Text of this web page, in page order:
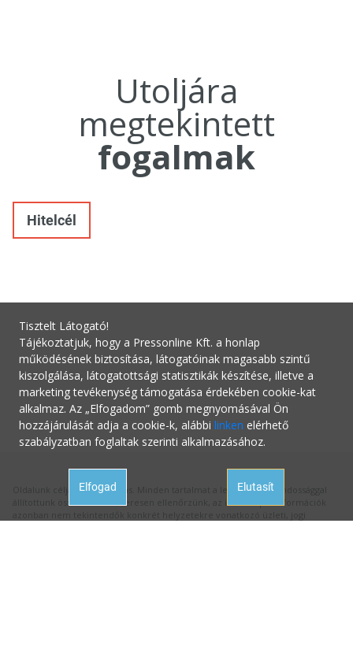
Utoljára
megtekintett
fogalmak
Hitelcél
Oldalunk célja a tájékoztatás. Minden tartalmat a legnagyobb gondossággal
állítottunk össze és rendszeresen ellenőrzünk, az itt szereplő információk
Tisztelt Látogató!
Tájékoztatjuk, hogy a Pressonline Kft. a honlap
működésének biztosítása, látogatóinak magasabb szintű
kiszolgálása, látogatottsági statisztikák készítése, illetve a
marketing tevékenység támogatása érdekében cookie-kat
alkalmaz. Az „Elfogadom” gomb megnyomásával Ön
hozzájárulását adja a cookie-k, alábbi linken elérhető
szabályzatban foglaltak szerinti alkalmazásához.
Elfogad Elutasít